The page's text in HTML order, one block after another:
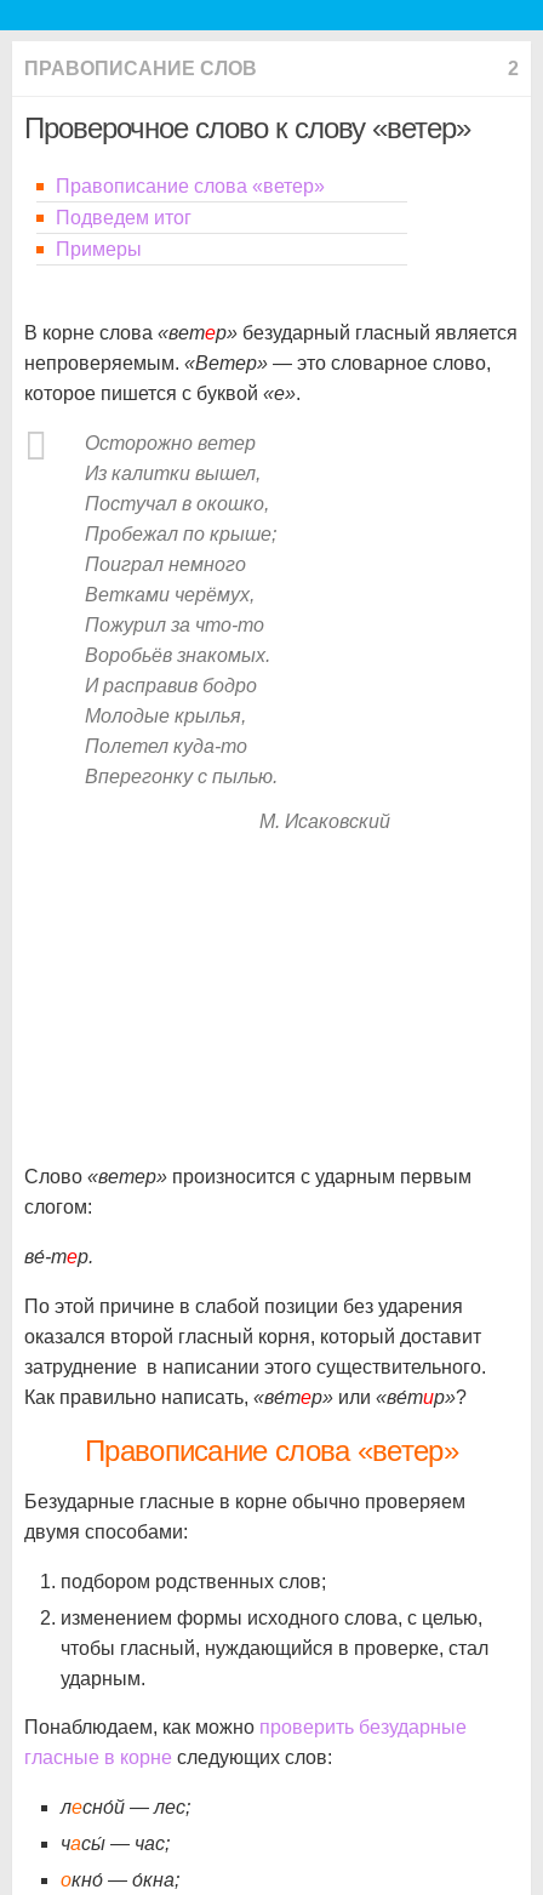
ПРАВОПИСАНИЕ СЛОВ 2
Проверочное слово к слову «ветер»
Правописание слова «ветер»
Подведем итог
Примеры
В корне слова «ветер» безударный гласный является
непроверяемым. «Ветер» — это словарное слово,
которое пишется с буквой «е».
Осторожно ветер
Из калитки вышел,
Постучал в окошко,
Пробежал по крыше;
Поиграл немного
Ветками черёмух,
Пожурил за что-то
Воробьёв знакомых.
И расправив бодро
Молодые крылья,
Полетел куда-то
Вперегонку с пылью.
М. Исаковский
Слово «ветер» произносится с ударным первым
слогом:
ве́-тер.
По этой причине в слабой позиции без ударения
оказался второй гласный корня, который доставит
затруднение в написании этого существительного.
Как правильно написать, «ве́тер» или «ве́тир»?
Правописание слова «ветер»
Безударные гласные в корне обычно проверяем
двумя способами:
подбором родственных слов;
изменением формы исходного слова, с целью,
чтобы гласный, нуждающийся в проверке, стал
ударным.
Понаблюдаем, как можно проверить безударные
гласные в корне следующих слов:
лесно́й — лес;
часы́ — час;
окно́ — о́кна;